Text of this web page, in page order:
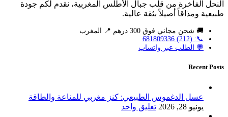
النحل الفاخرة من قلب جبال الأطلس المغربية، نقدم لكم جودة
طبيعية ومذاقاً أصيلاً بثقة عالية.
🚚 شحن مجاني فوق 300 درهم 📍 المغرب
📞: (212) 681809336
💬 الطلب عبر واتساب
Recent Posts
عسل الدغموس الطبيعي: كنز مغربي للمناعة والطاقة
يونيو 28, 2026
تعليق واحد